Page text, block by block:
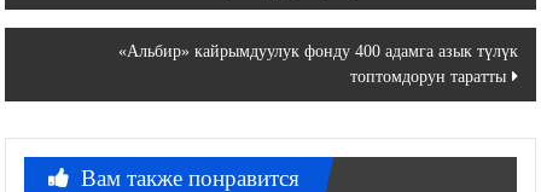
по
записям«Альбир» кайрымдуулук фонду 400 адамга азык түлүк
топтомдорун таратты
Вам также понравится